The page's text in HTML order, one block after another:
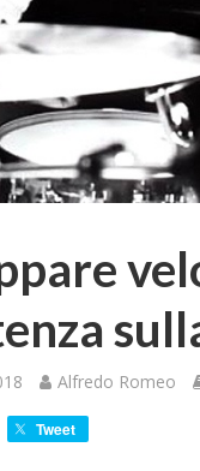
Alfredo Romeo
Tweet